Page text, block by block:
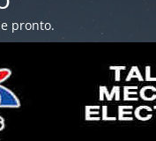
pronto.